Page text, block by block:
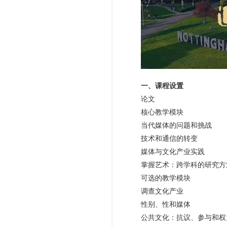
一、课程设置
论文
核心教学模块
当代媒体的问题和挑战
技术和通信的转变
媒体与文化产业实践
掌握艺术：跨学科的研究方
可选的教学模块
调查文化产业
性别、性和媒体
公共文化：抗议、参与和权